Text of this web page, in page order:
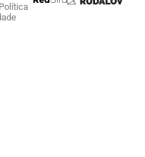
Política